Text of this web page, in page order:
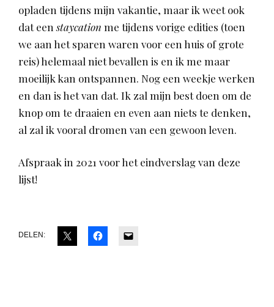
opladen tijdens mijn vakantie, maar ik weet ook
dat eenstaycation me tijdens vorige edities (toen
we aan het sparen waren voor een huis of grote
reis) helemaal niet bevallen is en ik me maar
moeilijk kan ontspannen. Nog een weekje werken
en dan is het van dat. Ik zal mijn best doen om de
knop om te draaien en even aan niets te denken,
al zal ik vooral dromen van een gewoon leven.
Afspraak in 2021 voor het eindverslag van deze
lijst!
DELEN: